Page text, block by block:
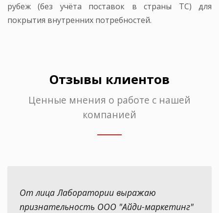
рубеж (без учёта поставок в страны ТС) для
покрытия внутренних потребностей.
Отзывы клиентов
Ценные мнения о работе с нашей
компанией
От лица Лаборатории выражаю
признательность ООО "Айди-маркетинг"